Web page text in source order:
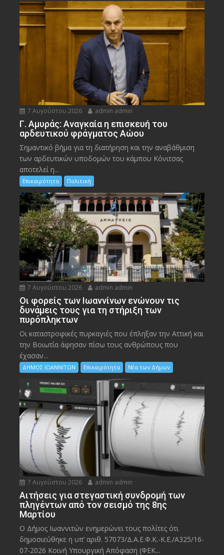
7 Αυγούστου 2026 admin admin
Γ. Αμυράς: Αναγκαία η επισκευή του
αρδευτικού φράγματος Αώου
Σημαντικό βήμα για τη διατήρηση και την αναβάθμιση
των αρδευτικών υποδομών του κάμπου Κόνιτσας
αποτελεί η...
Επικαιρότητα Πολιτική
7 Αυγούστου 2026 admin admin
Οι φορείς των Ιωαννίνων ενώνουν τις
δυνάμεις τους για τη στήριξη των
πυρόπληκτων
Οι καταστροφικές πυρκαγιές που έπληξαν την Αττική και
την Bοιωτία άφησαν πίσω τους ανθρώπους που
έχασαν...
ΔΗΜΟΣ ΙΩΑΝΝΙΤΩΝ Επικαιρότητα Νέα των Δήμων
7 Αυγούστου 2026 admin admin
Αιτήσεις για στεγαστική συνδρομή των
πληγέντων από τον σεισμό της 8ης
Μαρτίου
Ο Δήμος Ιωαννιτών ενημερώνει τους πολίτες ότι
δημοσιεύθηκε η υπ’ αριθ. 57073/Δ.Α.Ε.Φ.Κ.-Κ.Ε./Α325/16-
07-2026 Κοινή Υπουργική Απόφαση (ΦΕΚ...